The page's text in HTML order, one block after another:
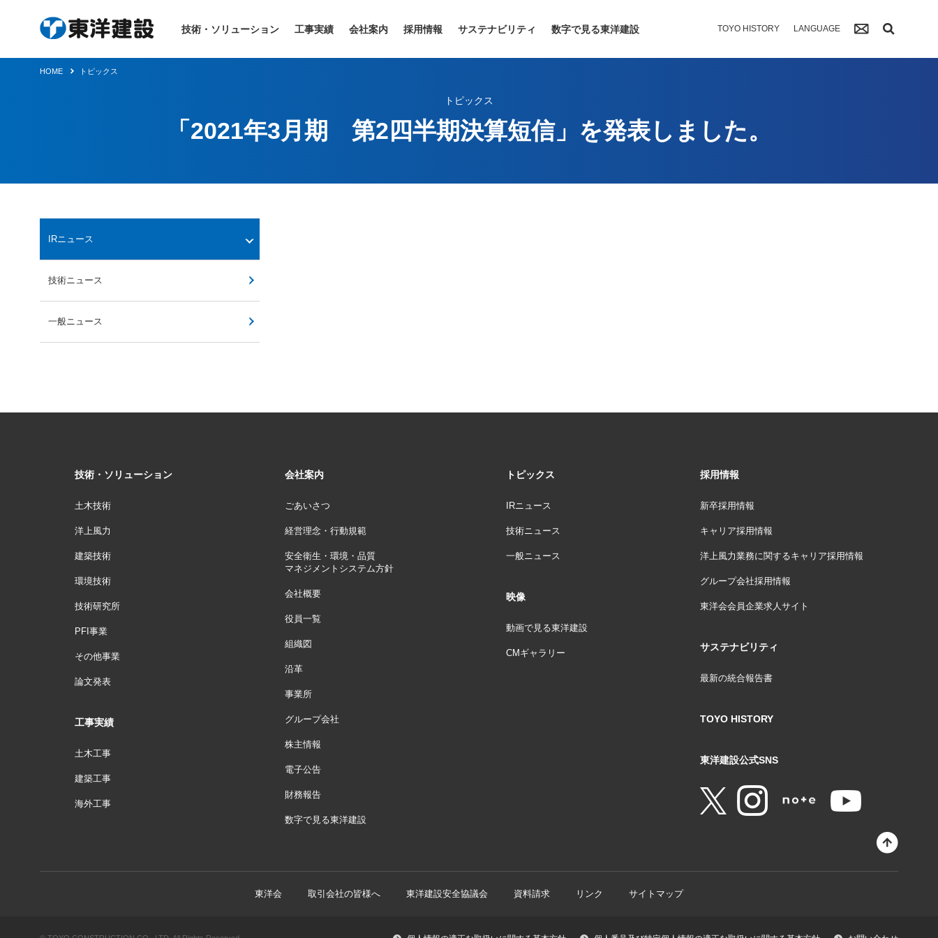
技術・ソリューション 工事実績 会社案内 採用情報 サステナビリティ 数字で見る東洋建設 TOYO HISTORY LANGUAGE
HOME トピックス
トピックス
「2021年3月期 第2四半期決算短信」を発表しました。
IRニュース
技術ニュース
一般ニュース
技術・ソリューション
土木技術
洋上風力
建築技術
環境技術
技術研究所
PFI事業
その他事業
論文発表
工事実績
土木工事
建築工事
海外工事
会社案内
ごあいさつ
経営理念・行動規範
安全衛生・環境・品質
マネジメントシステム方針
会社概要
役員一覧
組織図
沿革
事業所
グループ会社
株主情報
電子公告
財務報告
数字で見る東洋建設
トピックス
IRニュース
技術ニュース
一般ニュース
映像
動画で見る東洋建設
CMギャラリー
採用情報
新卒採用情報
キャリア採用情報
洋上風力業務に関するキャリア採用情報
グループ会社採用情報
東洋会会員企業求人サイト
サステナビリティ
最新の統合報告書
TOYO HISTORY
東洋建設公式SNS
東洋会 取引会社の皆様へ 東洋建設安全協議会 資料請求 リンク サイトマップ